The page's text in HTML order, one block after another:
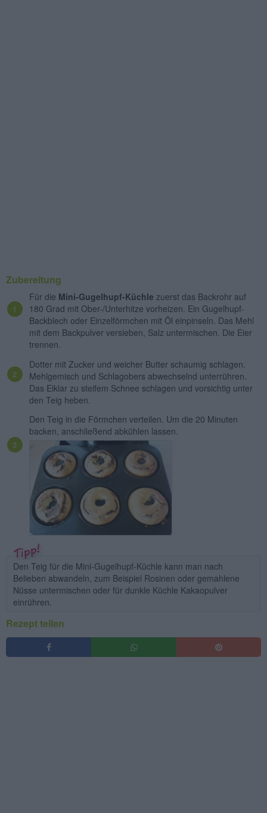
Zubereitung
Für die Mini-Gugelhupf-Küchle zuerst das Backrohr auf
180 Grad mit Ober-/Unterhitze vorheizen. Ein Gugelhupf-
Backblech oder Einzelförmchen mit Öl einpinseln. Das Mehl
mit dem Backpulver versieben, Salz untermischen. Die Eier
trennen.
Dotter mit Zucker und weicher Butter schaumig schlagen.
Mehlgemisch und Schlagobers abwechselnd unterrühren.
Das Eiklar zu steifem Schnee schlagen und vorsichtig unter
den Teig heben.
Den Teig in die Förmchen verteilen. Um die 20 Minuten
backen, anschließend abkühlen lassen.
Den Teig für die Mini-Gugelhupf-Küchle kann man nach
Belieben abwandeln, zum Beispiel Rosinen oder gemahlene
Nüsse untermischen oder für dunkle Küchle Kakaopulver
einrühren.
Rezept teilen